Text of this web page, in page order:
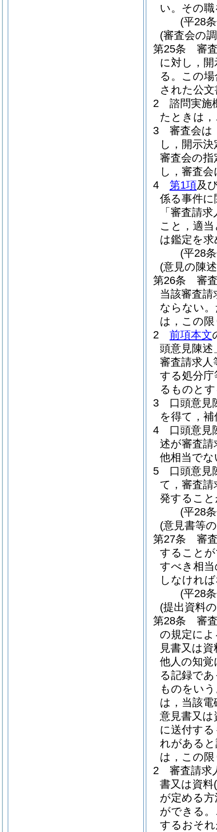
い。 その
(平28
(審査会の
第25条
審
に対し，
る。 この
された公
2
諮問実施
たときは
3
審査会は
し，開示
審査会の
し，審査
4
第1項及
係る事件に
「審査請
こと，適
は鑑定を
(平28
(意見の陳
第26条
審
当該審査
ならない。
は，この
2
前項本文
頭意見陳
審査請求人
する処分
るものと
3
口頭意見
を得て，
4
口頭意見
述が審査
他相当で
5
口頭意見
て，審査
発するこ
(平28
(意見書等
第27条
審
すること
すべき相
しなけれ
(平28
(提出資料
第28条
審
の規定に
見書又は
他人の知
る記録で
ものをい
は，当該
意見書又は
に送付す
れがある
は，この
2
審査請求
書又は資料
が定める
ができる。
するおそ